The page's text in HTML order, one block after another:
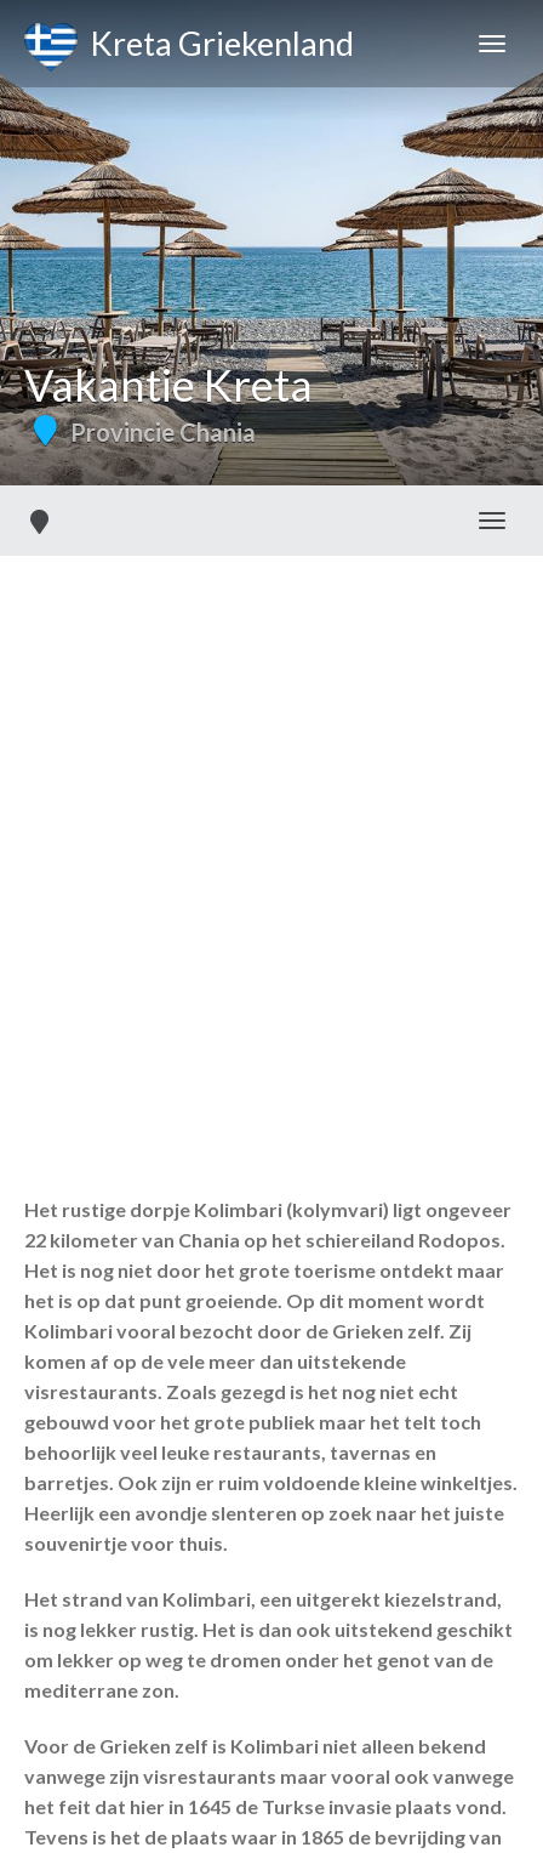
Kreta Griekenland
Vakantie Kreta
Provincie Chania
Het rustige dorpje Kolimbari (kolymvari) ligt ongeveer
22 kilometer van Chania op het schiereiland Rodopos.
Het is nog niet door het grote toerisme ontdekt maar
het is op dat punt groeiende. Op dit moment wordt
Kolimbari vooral bezocht door de Grieken zelf. Zij
komen af op de vele meer dan uitstekende
visrestaurants. Zoals gezegd is het nog niet echt
gebouwd voor het grote publiek maar het telt toch
behoorlijk veel leuke restaurants, tavernas en
barretjes. Ook zijn er ruim voldoende kleine winkeltjes.
Heerlijk een avondje slenteren op zoek naar het juiste
souvenirtje voor thuis.
Het strand van Kolimbari, een uitgerekt kiezelstrand,
is nog lekker rustig. Het is dan ook uitstekend geschikt
om lekker op weg te dromen onder het genot van de
mediterrane zon.
Voor de Grieken zelf is Kolimbari niet alleen bekend
vanwege zijn visrestaurants maar vooral ook vanwege
het feit dat hier in 1645 de Turkse invasie plaats vond.
Tevens is het de plaats waar in 1865 de bevrijding van